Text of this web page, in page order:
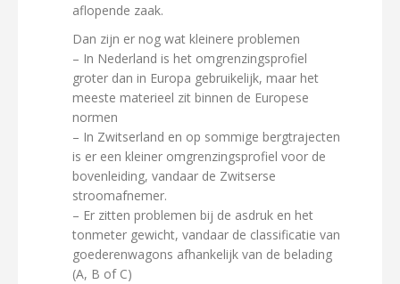
aflopende zaak.
Dan zijn er nog wat kleinere problemen
– In Nederland is het omgrenzingsprofiel
groter dan in Europa gebruikelijk, maar het
meeste materieel zit binnen de Europese
normen
– In Zwitserland en op sommige bergtrajecten
is er een kleiner omgrenzingsprofiel voor de
bovenleiding, vandaar de Zwitserse
stroomafnemer.
– Er zitten problemen bij de asdruk en het
tonmeter gewicht, vandaar de classificatie van
goederenwagons afhankelijk van de belading
(A, B of C)